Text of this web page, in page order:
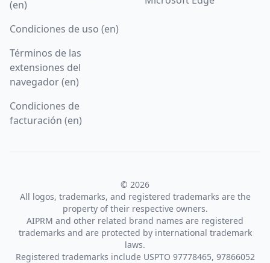
(en)
Condiciones de uso (en)
Términos de las
extensiones del
navegador (en)
Condiciones de
facturación (en)
© 2026
All logos, trademarks, and registered trademarks are the
property of their respective owners.
AIPRM and other related brand names are registered
trademarks and are protected by international trademark
laws.
Registered trademarks include USPTO 97778465, 97866052